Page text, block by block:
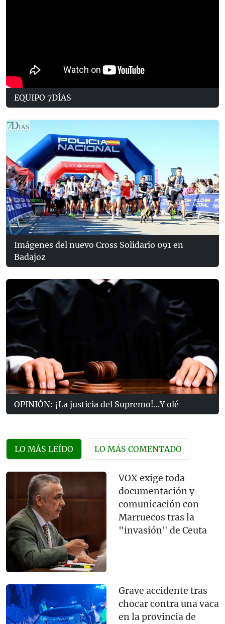
EQUIPO 7DÍAS
Imágenes del nuevo Cross Solidario 091 en
Badajoz
OPINIÓN: ¡La justicia del Supremo!...Y olé
LO MÁS LEÍDO LO MÁS COMENTADO
VOX exige toda
documentación y
comunicación con
Marruecos tras la
"invasión" de Ceuta
Grave accidente tras
chocar contra una vaca
en la provincia de